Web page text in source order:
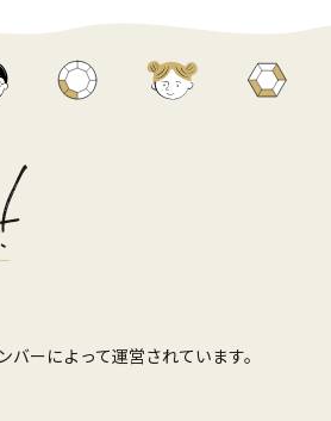
バーによって運営されています。